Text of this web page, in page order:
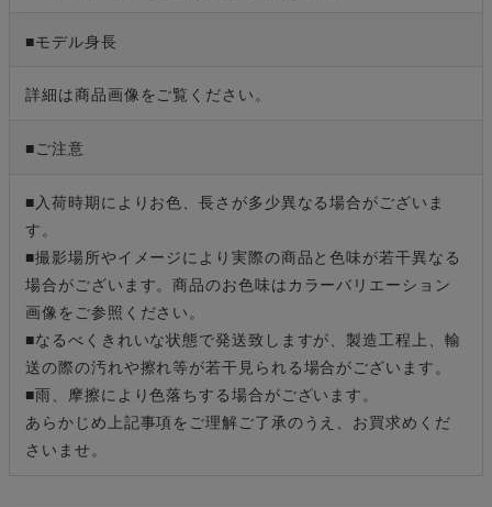
■モデル身長
詳細は商品画像をご覧ください。
■ご注意
■入荷時期によりお色、長さが多少異なる場合がございま
す。
■撮影場所やイメージにより実際の商品と色味が若干異なる
場合がございます。商品のお色味はカラーバリエーション
画像をご参照ください。
■なるべくきれいな状態で発送致しますが、製造工程上、輸
送の際の汚れや擦れ等が若干見られる場合がございます。
■雨、摩擦により色落ちする場合がございます。
あらかじめ上記事項をご理解ご了承のうえ、お買求めくだ
さいませ。